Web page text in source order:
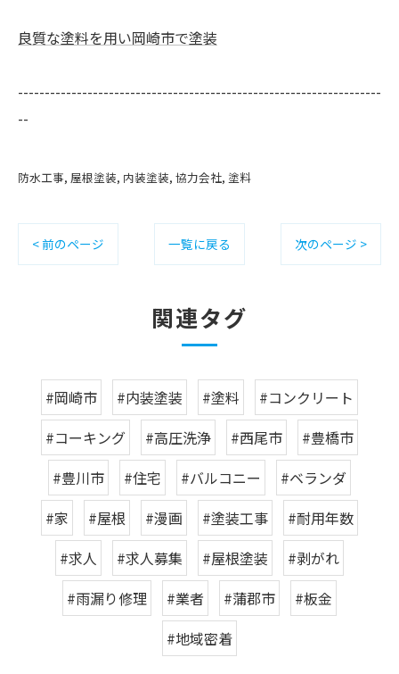
良質な塗料を用い岡崎市で塗装
--------------------------------------------------------------------
--
防水工事 屋根塗装 内装塗装 協力会社 塗料
< 前のページ 一覧に戻る 次のページ >
関連タグ
#岡崎市 #内装塗装 #塗料
#コンクリート
#コーキング
#高圧洗浄 #西尾市
#豊橋市
#豊川市
#住宅 #バルコニー
#ベランダ
#家
#屋根 #漫画 #塗装工事
#耐用年数
#求人
#求人募集 #屋根塗装
#剥がれ
#雨漏り修理
#業者 #蒲郡市
#板金
#地域密着